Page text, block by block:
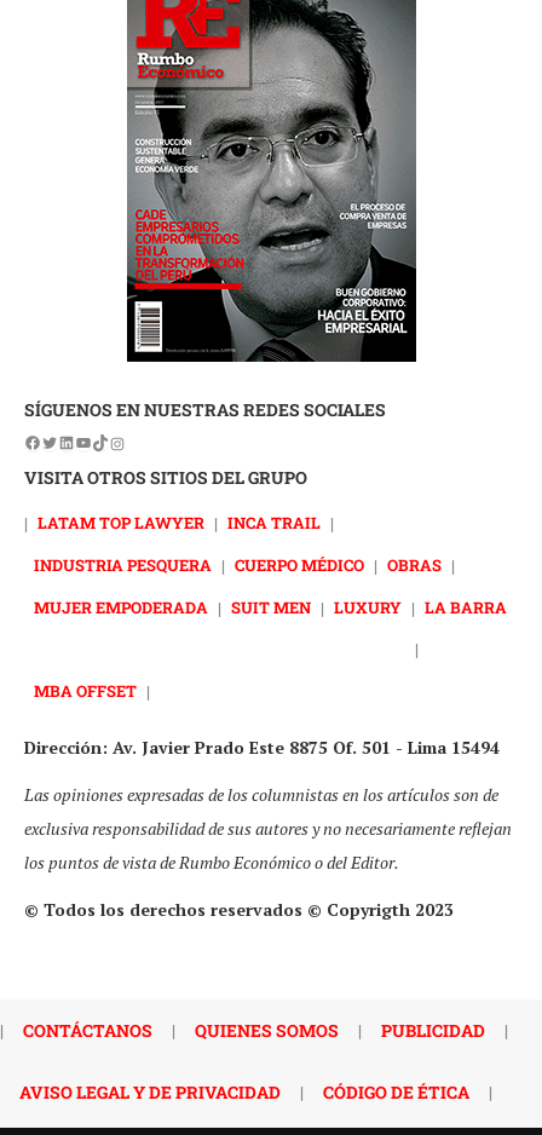
SÍGUENOS EN NUESTRAS REDES SOCIALES
VISITA OTROS SITIOS DEL GRUPO
| LATAM TOP LAWYER | INCA TRAIL |
INDUSTRIA PESQUERA | CUERPO MÉDICO | OBRAS |
MUJER EMPODERADA | SUIT MEN | LUXURY | LA BARRA
|
MBA OFFSET |
Dirección: Av. Javier Prado Este 8875 Of. 501 - Lima 15494
Las opiniones expresadas de los columnistas en los artículos son de
exclusiva responsabilidad de sus autores y no necesariamente reflejan
los puntos de vista de Rumbo Económico o del Editor.
© Todos los derechos reservados © Copyrigth 2023
| CONTÁCTANOS | QUIENES SOMOS | PUBLICIDAD |
AVISO LEGAL Y DE PRIVACIDAD | CÓDIGO DE ÉTICA |